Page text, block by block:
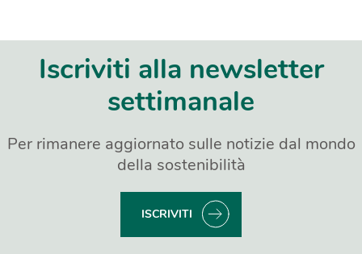
Iscriviti alla newsletter
settimanale
Per rimanere aggiornato sulle notizie dal mondo
della sostenibilità
ISCRIVITI